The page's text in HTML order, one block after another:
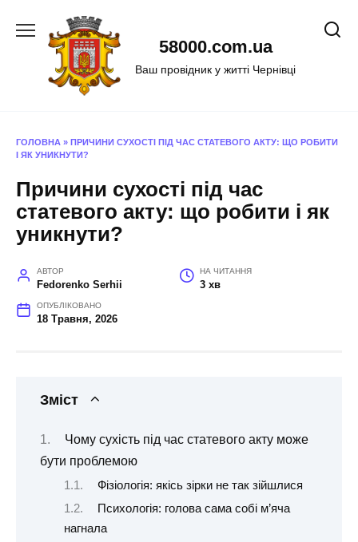
58000.com.ua
Ваш провідник у житті Чернівці
ГОЛОВНА » ПРИЧИНИ СУХОСТІ ПІД ЧАС СТАТЕВОГО АКТУ: ЩО РОБИТИ
І ЯК УНИКНУТИ?
Причини сухості під час
статевого акту: що робити і як
уникнути?
АВТОР
Fedorenko Serhii
НА ЧИТАННЯ
3 хв
ОПУБЛІКОВАНО
18 Травня, 2026
Зміст
Чому сухість під час статевого акту може
бути проблемою
Фізіологія: якісь зірки не так зійшлися
Психологія: голова сама собі м’яча
нагнала